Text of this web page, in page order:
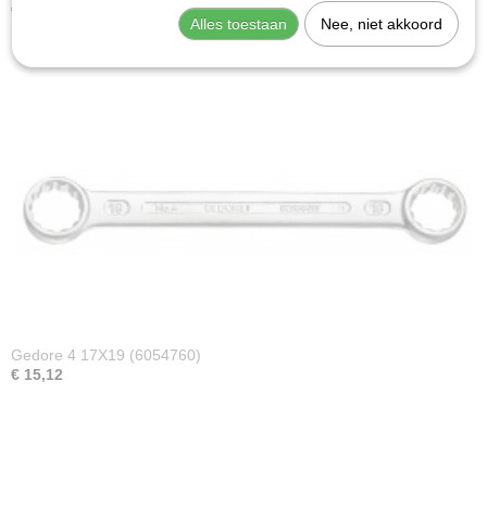
€ 8,83
Gedore 4 17X19 (6054760)
€ 15,12
Alles toestaan Nee, niet akkoord